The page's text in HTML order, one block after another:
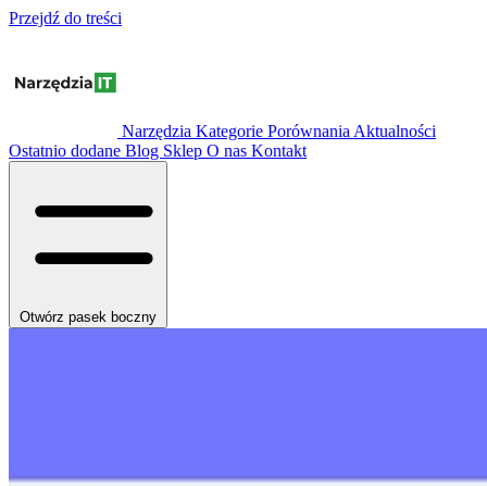
Przejdź do treści
Narzędzia Kategorie Porównania Aktualności
Ostatnio dodane Blog Sklep O nas Kontakt
Otwórz pasek boczny